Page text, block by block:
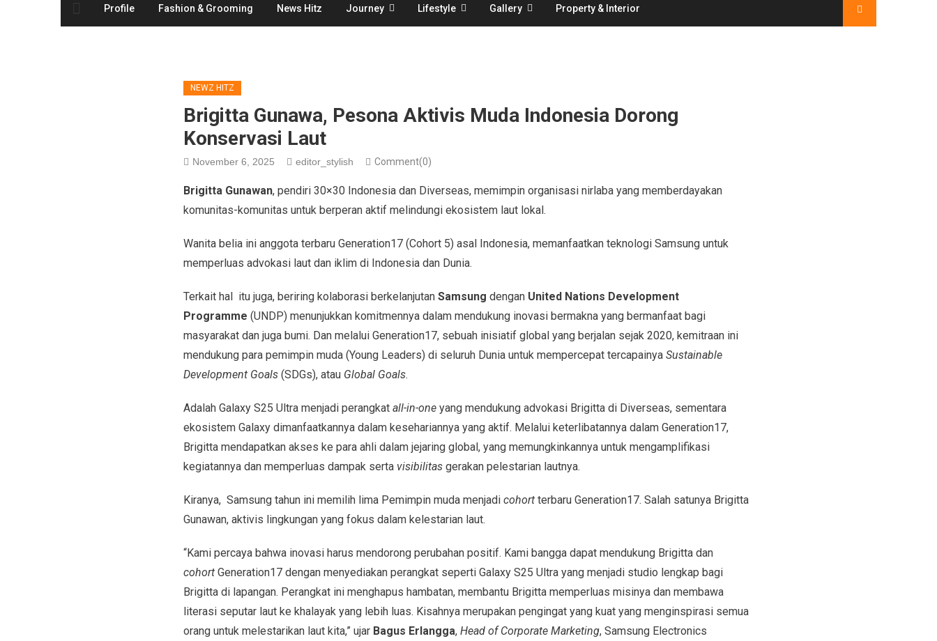
Profile Fashion & Grooming News Hitz Journey Lifestyle Gallery Property & Interior
NEWZ HITZ
Brigitta Gunawa, Pesona Aktivis Muda Indonesia Dorong
Konservasi Laut
November 6, 2025 editor_stylish Comment(0)
Brigitta Gunawan, pendiri 30×30 Indonesia dan Diverseas, memimpin organisasi nirlaba yang memberdayakan
komunitas-komunitas untuk berperan aktif melindungi ekosistem laut lokal.
Wanita belia ini anggota terbaru Generation17 (Cohort 5) asal Indonesia, memanfaatkan teknologi Samsung untuk
memperluas advokasi laut dan iklim di Indonesia dan Dunia.
Terkait hal itu juga, beriring kolaborasi berkelanjutan Samsung dengan United Nations Development
Programme (UNDP) menunjukkan komitmennya dalam mendukung inovasi bermakna yang bermanfaat bagi
masyarakat dan juga bumi. Dan melalui Generation17, sebuah inisiatif global yang berjalan sejak 2020, kemitraan ini
mendukung para pemimpin muda (Young Leaders) di seluruh Dunia untuk mempercepat tercapainya Sustainable
Development Goals (SDGs), atau Global Goals.
Adalah Galaxy S25 Ultra menjadi perangkat all-in-oneyang mendukung advokasi Brigitta di Diverseas, sementara
ekosistem Galaxy dimanfaatkannya dalam kesehariannya yang aktif. Melalui keterlibatannya dalam Generation17,
Brigitta mendapatkan akses ke para ahli dalam jejaring global, yang memungkinkannya untuk mengamplifikasi
kegiatannya dan memperluas dampak serta visibilitasgerakan pelestarian lautnya.
Kiranya, Samsung tahun ini memilih lima Pemimpin muda menjadi cohort terbaru Generation17. Salah satunya Brigitta
Gunawan, aktivis lingkungan yang fokus dalam kelestarian laut.
“Kami percaya bahwa inovasi harus mendorong perubahan positif. Kami bangga dapat mendukung Brigitta dan
cohortGeneration17 dengan menyediakan perangkat seperti Galaxy S25 Ultra yang menjadi studio lengkap bagi
Brigitta di lapangan. Perangkat ini menghapus hambatan, membantu Brigitta memperluas misinya dan membawa
literasi seputar laut ke khalayak yang lebih luas. Kisahnya merupakan pengingat yang kuat yang menginspirasi semua
orang untuk melestarikan laut kita,” ujar Bagus Erlangga, Head of Corporate Marketing, Samsung Electronics